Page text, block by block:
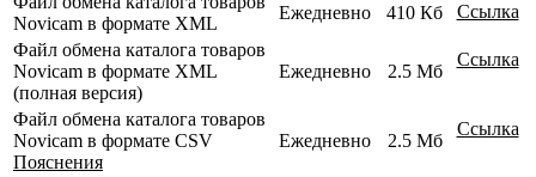
Novicam в формате XML
Ежедневно 410 Кб
Ссылка
Файл обмена каталога товаров
Novicam в формате XML
(полная версия)
Ежедневно 2.5 Мб
Ссылка
Файл обмена каталога товаров
Novicam в формате CSV
Пояснения
Ежедневно 2.5 Мб
Ссылка